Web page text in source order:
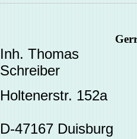
Inh. Thomas
Schreiber
Holtenerstr. 152a
D-47167 Duisburg